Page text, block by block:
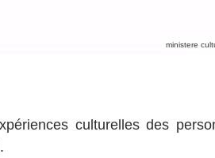
ministere
culturelles des